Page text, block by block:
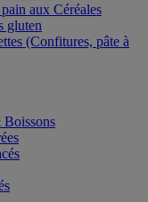
aux Céréales
gluten
(Confitures, pâte à